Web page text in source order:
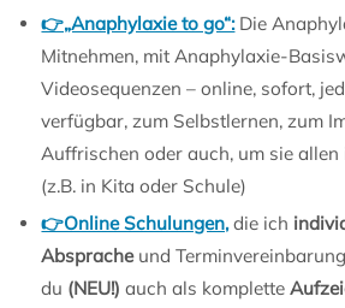
👉„Anaphylaxie to go“:Die
Mitnehmen, mit Anaphylaxie-
Videosequenzen – online, sofort,
verfügbar, zum Selbstlernen, zum
Auffrischen oder auch, um sie allen
(z.B. in Kita oder Schule)
👉Online Schulungen,die ich
Abspracheund
du (NEU!) auch als komplette